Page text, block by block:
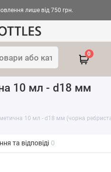
лише від 750 грн.
0
10 мл - d18 мм
10 мл - d18 мм (чорна
та відповіді 0